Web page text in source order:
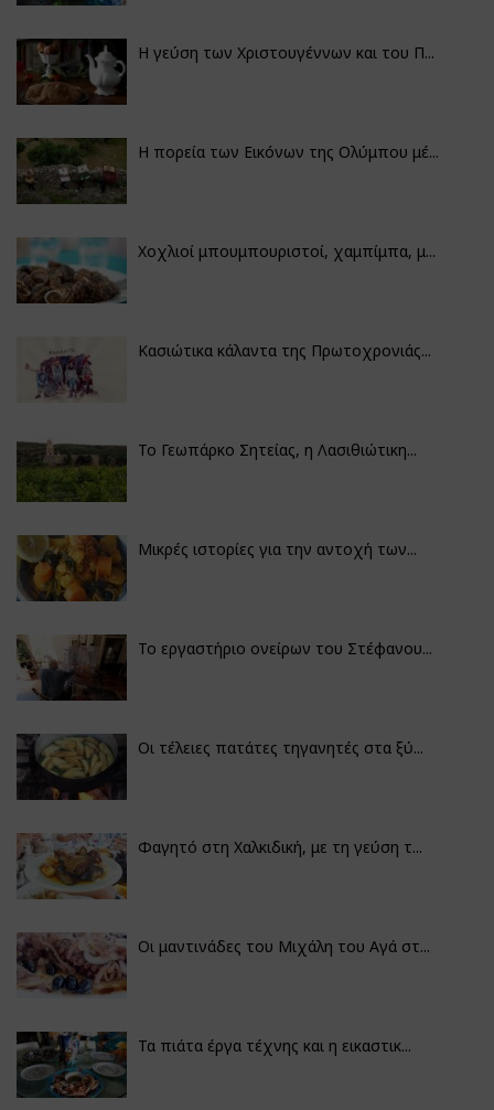
Η γεύση των Χριστουγέννων και του Π...
Η πορεία των Εικόνων της Ολύμπου μέ...
Χοχλιοί μπουμπουριστοί, χαμπίμπα, μ...
Κασιώτικα κάλαντα της Πρωτοχρονιάς...
Το Γεωπάρκο Σητείας, η Λασιθιώτικη...
Μικρές ιστορίες για την αντοχή των...
Το εργαστήριο ονείρων του Στέφανου...
Οι τέλειες πατάτες τηγανητές στα ξύ...
Φαγητό στη Χαλκιδική, με τη γεύση τ...
Οι μαντινάδες του Μιχάλη του Αγά στ...
Τα πιάτα έργα τέχνης και η εικαστικ...